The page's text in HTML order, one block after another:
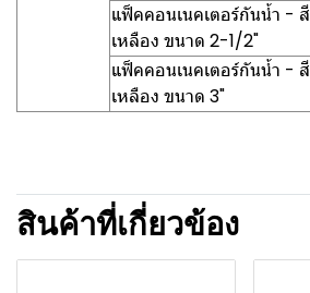
แฟ็คคอนเนคเตอร์กันน้ำ - สี
เหลือง ขนาด 2-1/2"
แฟ็คคอนเนคเตอร์กันน้ำ - สี
เหลือง ขนาด 3"
สินค้าที่เกี่ยวข้อง